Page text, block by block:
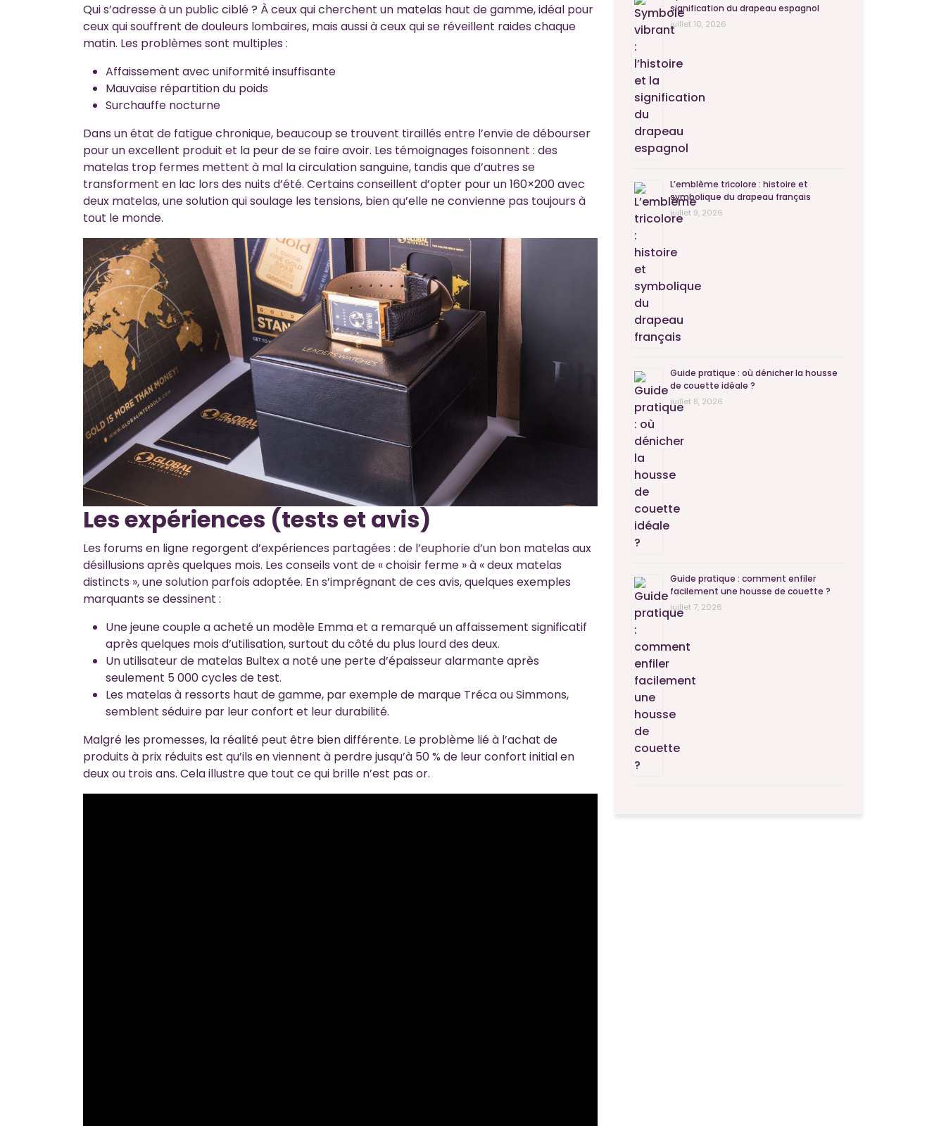
Qui s’adresse à un public ciblé ? À ceux qui cherchent un matelas haut de gamme, idéal pour
ceux qui souffrent de douleurs lombaires, mais aussi à ceux qui se réveillent raides chaque
matin. Les problèmes sont multiples :
Affaissement avec uniformité insuffisante
Mauvaise répartition du poids
Surchauffe nocturne
Dans un état de fatigue chronique, beaucoup se trouvent tiraillés entre l’envie de débourser
pour un excellent produit et la peur de se faire avoir. Les témoignages foisonnent : des
matelas trop fermes mettent à mal la circulation sanguine, tandis que d’autres se
transforment en lac lors des nuits d’été. Certains conseillent d’opter pour un 160×200 avec
deux matelas, une solution qui soulage les tensions, bien qu’elle ne convienne pas toujours à
tout le monde.
Les expériences (tests et avis)
Les forums en ligne regorgent d’expériences partagées : de l’euphorie d’un bon matelas aux
désillusions après quelques mois. Les conseils vont de « choisir ferme » à « deux matelas
distincts », une solution parfois adoptée. En s’imprégnant de ces avis, quelques exemples
marquants se dessinent :
Une jeune couple a acheté un modèle Emma et a remarqué un affaissement significatif
après quelques mois d’utilisation, surtout du côté du plus lourd des deux.
Un utilisateur de matelas Bultex a noté une perte d’épaisseur alarmante après
seulement 5 000 cycles de test.
Les matelas à ressorts haut de gamme, par exemple de marque Tréca ou Simmons,
semblent séduire par leur confort et leur durabilité.
Malgré les promesses, la réalité peut être bien différente. Le problème lié à l’achat de
produits à prix réduits est qu’ils en viennent à perdre jusqu’à 50 % de leur confort initial en
deux ou trois ans. Cela illustre que tout ce qui brille n’est pas or.
signification du drapeau espagnol
juillet 10, 2026
L’emblème tricolore : histoire et
symbolique du drapeau français
juillet 9, 2026
Guide pratique : où dénicher la housse
de couette idéale ?
juillet 8, 2026
Guide pratique : comment enfiler
facilement une housse de couette ?
juillet 7, 2026